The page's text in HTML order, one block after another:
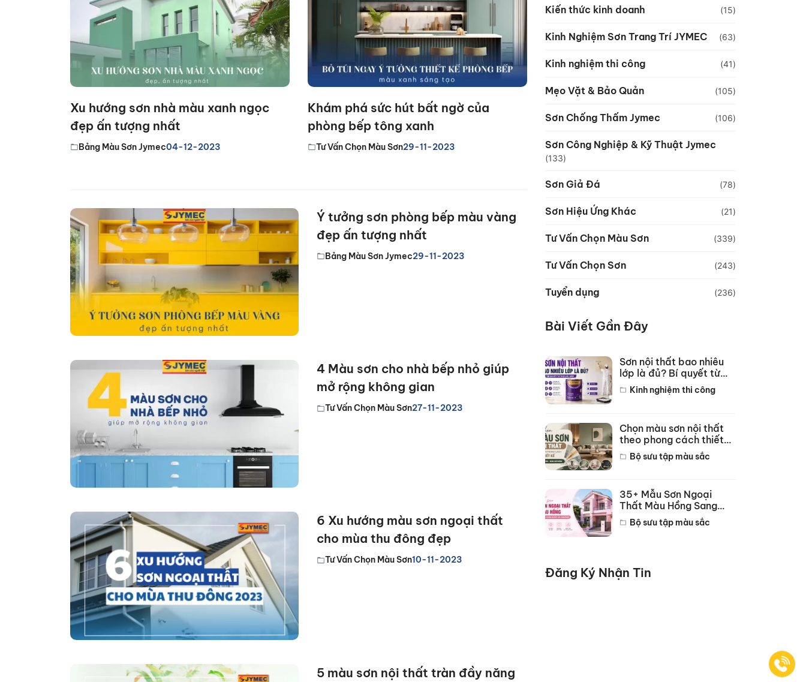
Xu hướng sơn nhà màu xanh ngọc
đẹp ấn tượng nhất
Bảng Màu Sơn Jymec04-12-2023
Khám phá sức hút bất ngờ của
phòng bếp tông xanh
Tư Vấn Chọn Màu Sơn29-11-2023
Ý tưởng sơn phòng bếp màu vàng
đẹp ấn tượng nhất
Bảng Màu Sơn Jymec29-11-2023
4 Màu sơn cho nhà bếp nhỏ giúp
mở rộng không gian
Tư Vấn Chọn Màu Sơn27-11-2023
6 Xu hướng màu sơn ngoại thất
cho mùa thu đông đẹp
Tư Vấn Chọn Màu Sơn10-11-2023
5 màu sơn nội thất tràn đầy năng
Kiến thức kinh doanh (15)
Kinh Nghiệm Sơn Trang Trí JYMEC (63)
Kinh nghiệm thi công (41)
Mẹo Vặt & Bảo Quản (105)
Sơn Chống Thấm Jymec (106)
Sơn Công Nghiệp & Kỹ Thuật Jymec
(133)
Sơn Giả Đá (78)
Sơn Hiệu Ứng Khác (21)
Tư Vấn Chọn Màu Sơn (339)
Tư Vấn Chọn Sơn (243)
Tuyển dụng (236)
Bài Viết Gần Đây
Sơn nội thất bao nhiêu
lớp là đủ? Bí quyết từ
thợ lâu năm
Kinh nghiệm thi công
Chọn màu sơn nội thất
theo phong cách thiết
kế hot năm 2026
Bộ sưu tập màu sắc
35+ Mẫu Sơn Ngoại
Thất Màu Hồng Sang
Trọng Đẹp Nhất 2026
Bộ sưu tập màu sắc
Đăng Ký Nhận Tin